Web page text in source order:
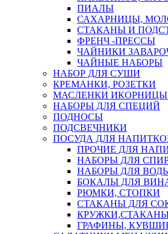
ПИАЛЫ
САХАРНИЦЫ,
СТАКАНЫ И
ФРЕНЧ -ПРЕССЫ
ЧАЙНИКИ
ЧАЙНЫЕ НАБОРЫ
НАБОР ДЛЯ СУШИ
КРЕМАНКИ, РОЗЕТКИ
МАСЛЕНКИ
НАБОРЫ ДЛЯ СПЕЦИЙ
ПОДНОСЫ
ПОДСВЕЧНИКИ
ПОСУДА ДЛЯ
ПРОЧИЕ ДЛЯ
НАБОРЫ ДЛЯ
НАБОРЫ ДЛЯ
БОКАЛЫ ДЛЯ
РЮМКИ, СТОПКИ
СТАКАНЫ ДЛЯ
ГРАФИНЫ,